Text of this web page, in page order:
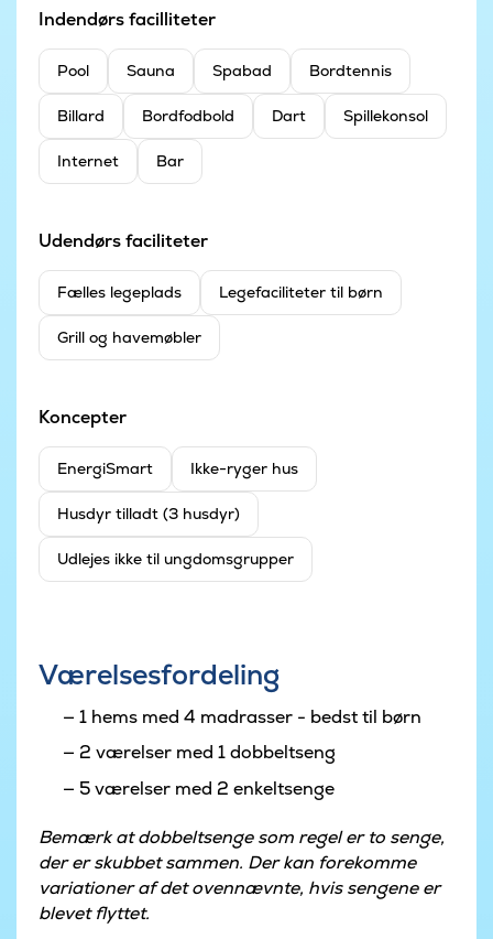
Indendørs facilliteter
Pool Sauna Spabad Bordtennis
Billard Bordfodbold Dart Spillekonsol
Internet Bar
Udendørs faciliteter
Fælles legeplads Legefaciliteter til børn
Grill og havemøbler
Koncepter
EnergiSmart Ikke-ryger hus
Husdyr tilladt (3 husdyr)
Udlejes ikke til ungdomsgrupper
Værelsesfordeling
1 hems med 4 madrasser - bedst til børn
2 værelser med 1 dobbeltseng
5 værelser med 2 enkeltsenge
Bemærk at dobbeltsenge som regel er to senge,
der er skubbet sammen. Der kan forekomme
variationer af det ovennævnte, hvis sengene er
blevet flyttet.